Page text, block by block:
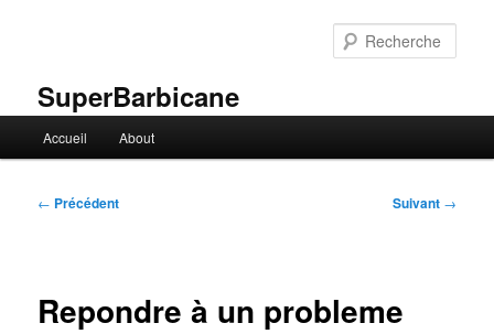
SuperBarbicane
principal
Accueil About
Navigation
← Précédent Suivant →
Repondre à un probleme